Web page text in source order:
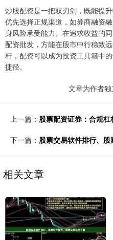
炒股配资是一把双刃剑，既能提
优先选择正规渠道，如券商融资
身风险承受能力。在追求收益的
配资批发，方能在股市中行稳致
杆，配资可以成为投资工具箱中
捷径。
文章为作者
上一篇： 股票配资证券：合规
下一篇： 股票交易软件排行、
相关文章